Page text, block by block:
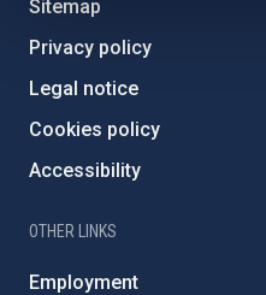
Sitemap
Privacy policy
Legal notice
Cookies policy
Accessibility
OTHER LINKS
Employment